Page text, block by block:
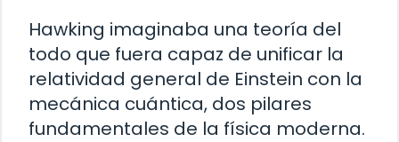
Hawking imaginaba una teoría del
todo que fuera capaz de unificar la
relatividad general de Einstein con la
mecánica cuántica, dos pilares
fundamentales de la física moderna.